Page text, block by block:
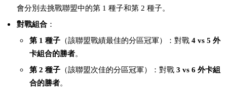
會分別去挑戰聯盟中的第 1 種子和第 2 種子。
對戰組合 ：
第 1 種子 （該聯盟戰績最佳的分區冠軍）：對戰4 vs 5 外
卡組合的勝者。
第 2 種子 （該聯盟次佳的分區冠軍）：對戰3 vs 6 外卡組
合的勝者。